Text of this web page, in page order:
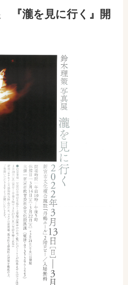
『瀧を見に行く』開